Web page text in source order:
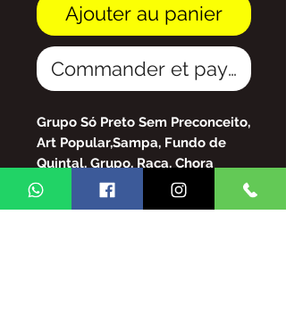
Ajouter au panier
Commander et payer
Grupo Só Preto Sem Preconceito,
Art Popular,Sampa, Fundo de
Quintal, Grupo, Raça, Chora
Menino, Br.Pirraça.Mussum,